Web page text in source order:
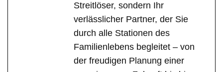
Streitlöser, sondern Ihr
verlässlicher Partner, der Sie
durch alle Stationen des
Familienlebens begleitet – von
der freudigen Planung einer